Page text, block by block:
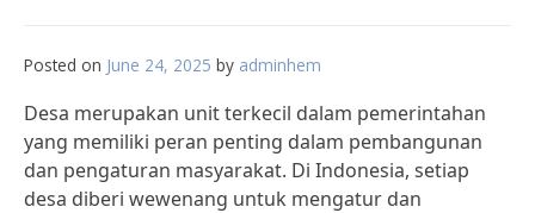
Posted on June 24, 2025 by adminhem
Desa merupakan unit terkecil dalam pemerintahan
yang memiliki peran penting dalam pembangunan
dan pengaturan masyarakat. Di Indonesia, setiap
desa diberi wewenang untuk mengatur dan